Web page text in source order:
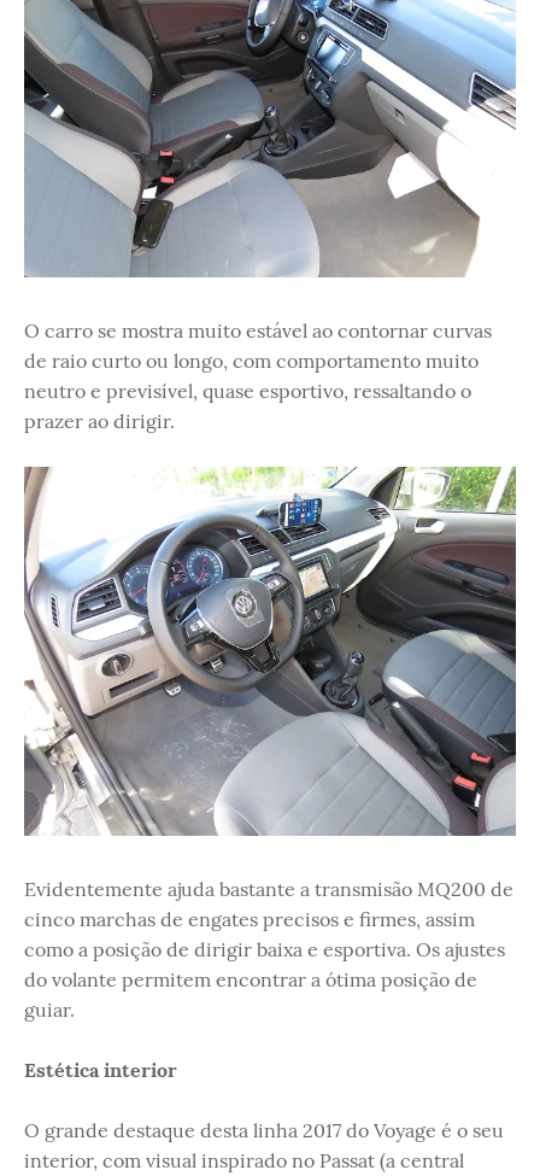
O carro se mostra muito estável ao contornar curvas
de raio curto ou longo, com comportamento muito
neutro e previsível, quase esportivo, ressaltando o
prazer ao dirigir.
Evidentemente ajuda bastante a transmisão MQ200 de
cinco marchas de engates precisos e firmes, assim
como a posição de dirigir baixa e esportiva. Os ajustes
do volante permitem encontrar a ótima posição de
guiar.
Estética interior
O grande destaque desta linha 2017 do Voyage é o seu
interior, com visual inspirado no Passat (a central